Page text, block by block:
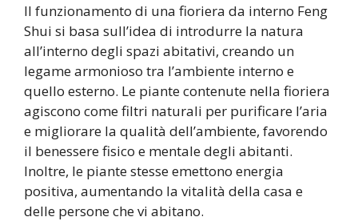
Il funzionamento di una fioriera da interno Feng
Shui si basa sull’idea di introdurre la natura
all’interno degli spazi abitativi, creando un
legame armonioso tra l’ambiente interno e
quello esterno. Le piante contenute nella fioriera
agiscono come filtri naturali per purificare l’aria
e migliorare la qualità dell’ambiente, favorendo
il benessere fisico e mentale degli abitanti.
Inoltre, le piante stesse emettono energia
positiva, aumentando la vitalità della casa e
delle persone che vi abitano.